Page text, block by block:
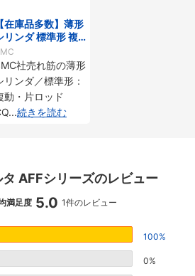
【在庫品多数】薄形
リンダ 標準形 複
・片ロッド CQ2
リーズ
社売れ筋の薄形
リンダ／標準形：
動・片ロッド
...続きを読む
AFFシリーズのレビュー
5
満足度 5.0 1件のレビュー
100%
0%